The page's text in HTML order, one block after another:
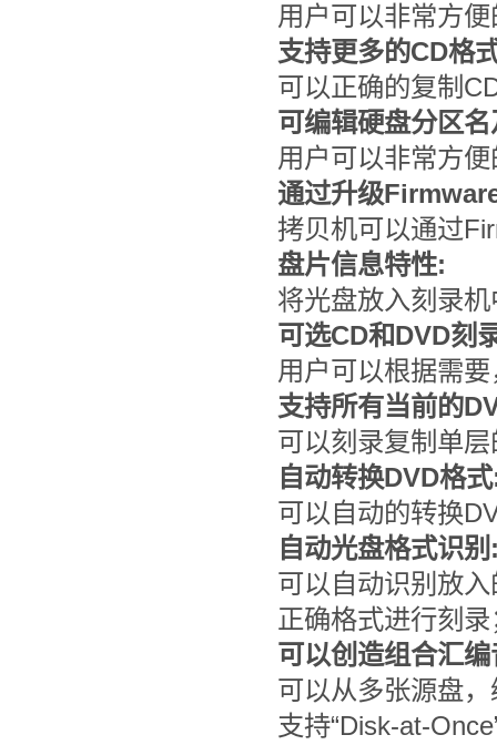
用户可以非常方
支持更多的CD格
可以正确的复制
可编辑硬盘分区
用户可以非常方
通过升级
拷贝机可以通过
盘片信息特性:
将光盘放入刻录
可选CD和DVD刻
用户可以根据需
支持所有当前的
可以刻录复制单
自动转换DVD格
可以自动的转换
自动光盘格式识
可以自动识别放
正确格式进行刻录
可以创造组合汇
可以从多张源盘
支持“Disk-at-